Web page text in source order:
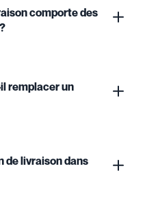
comporte des
remplacer un
de livraison dans